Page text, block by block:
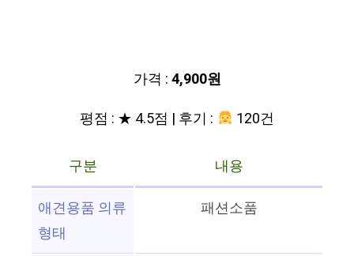
가격 :4,900원
평점 : ★ 4.5점 | 후기 :
120건
구분
내용
애견용품 의류
형태
패션소품